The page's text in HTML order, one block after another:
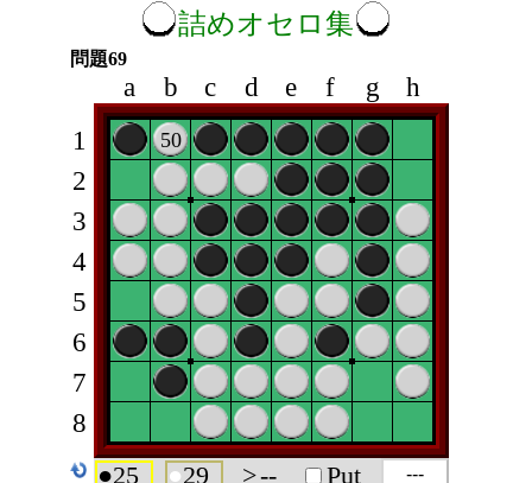
詰めオセロ集
問題69